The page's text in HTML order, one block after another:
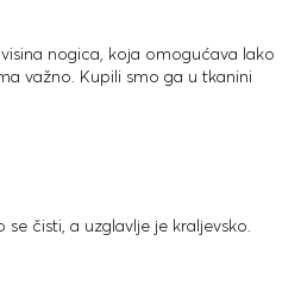
nogica, koja omogućava lako
važno. Kupili smo ga u tkanini
čisti, a uzglavlje je kraljevsko.